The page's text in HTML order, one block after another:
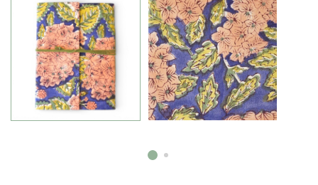
La vie en bleu
La vie en rose
Carte cadeau